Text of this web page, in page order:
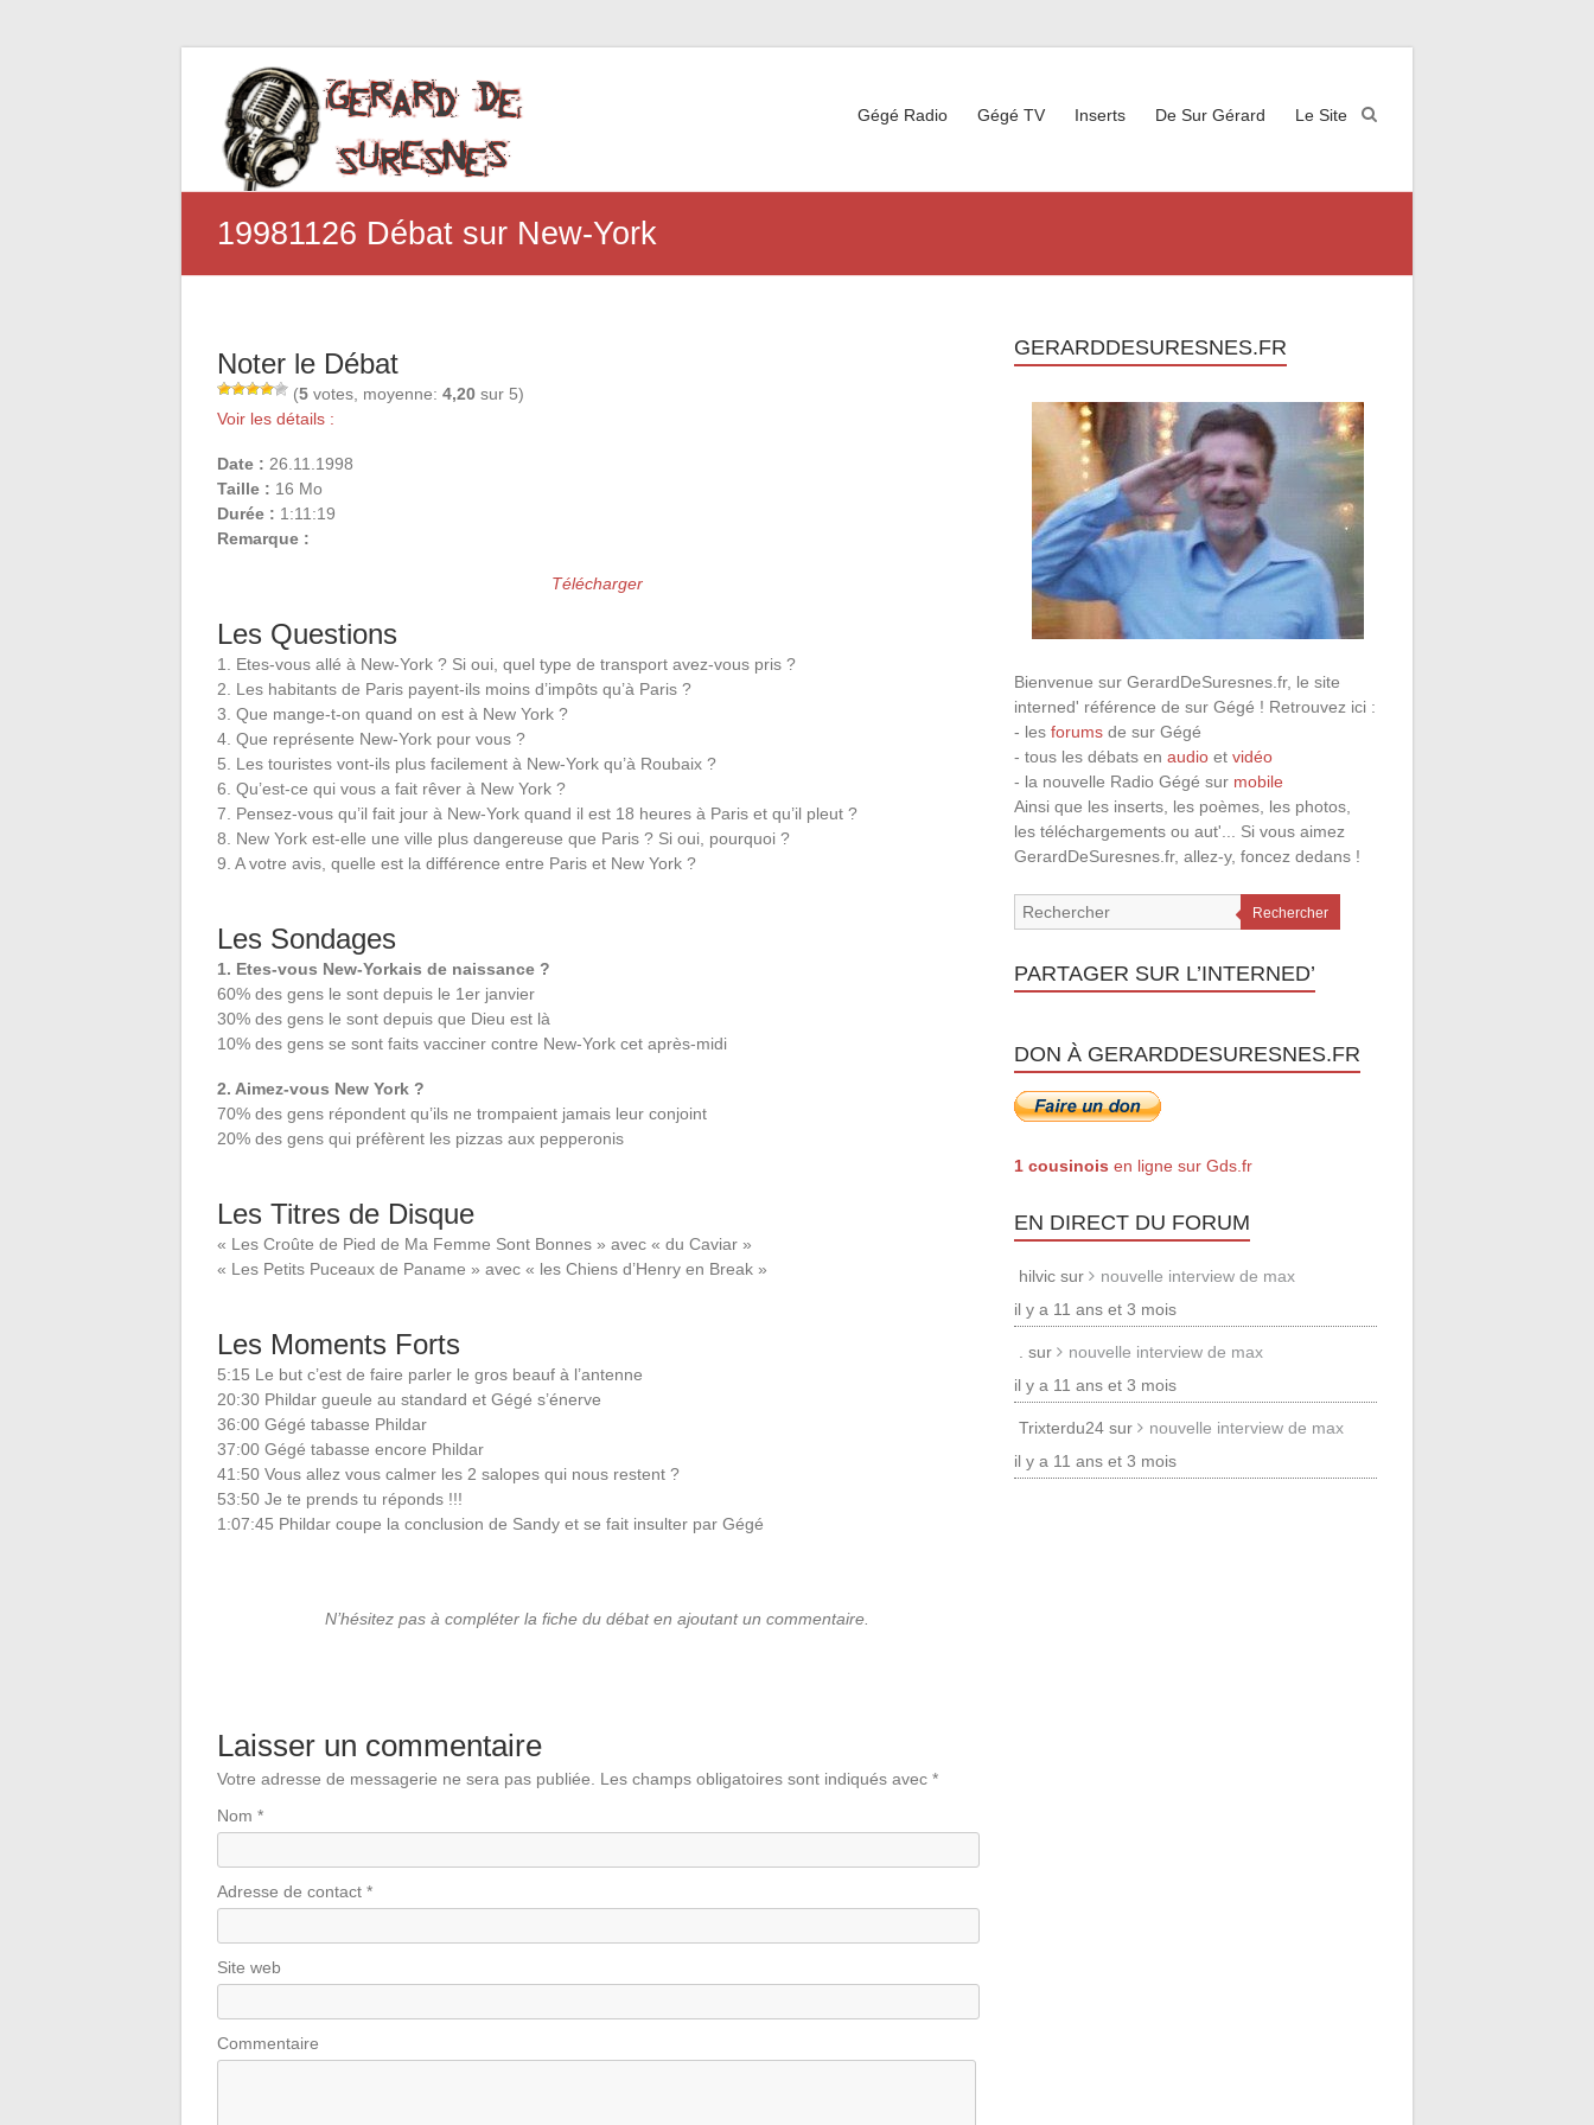
Gégé Radio Gégé TV Inserts De Sur Gérard Le Site
19981126 Débat sur New-York
Noter le Débat
(5 votes, moyenne: 4,20 sur 5)
Voir les détails :
Date : 26.11.1998
Taille : 16 Mo
Durée : 1:11:19
Remarque :
Télécharger
Les Questions
1. Etes-vous allé à New-York ? Si oui, quel type de transport avez-vous pris ?
2. Les habitants de Paris payent-ils moins d’impôts qu’à Paris ?
3. Que mange-t-on quand on est à New York ?
4. Que représente New-York pour vous ?
5. Les touristes vont-ils plus facilement à New-York qu’à Roubaix ?
6. Qu’est-ce qui vous a fait rêver à New York ?
7. Pensez-vous qu’il fait jour à New-York quand il est 18 heures à Paris et qu’il pleut ?
8. New York est-elle une ville plus dangereuse que Paris ? Si oui, pourquoi ?
9. A votre avis, quelle est la différence entre Paris et New York ?
Les Sondages
1. Etes-vous New-Yorkais de naissance ?
60% des gens le sont depuis le 1er janvier
30% des gens le sont depuis que Dieu est là
10% des gens se sont faits vacciner contre New-York cet après-midi
2. Aimez-vous New York ?
70% des gens répondent qu’ils ne trompaient jamais leur conjoint
20% des gens qui préfèrent les pizzas aux pepperonis
Les Titres de Disque
« Les Croûte de Pied de Ma Femme Sont Bonnes » avec « du Caviar »
« Les Petits Puceaux de Paname » avec « les Chiens d’Henry en Break »
Les Moments Forts
5:15 Le but c’est de faire parler le gros beauf à l’antenne
20:30 Phildar gueule au standard et Gégé s’énerve
36:00 Gégé tabasse Phildar
37:00 Gégé tabasse encore Phildar
41:50 Vous allez vous calmer les 2 salopes qui nous restent ?
53:50 Je te prends tu réponds !!!
1:07:45 Phildar coupe la conclusion de Sandy et se fait insulter par Gégé
N’hésitez pas à compléter la fiche du débat en ajoutant un commentaire.
Laisser un commentaire
Votre adresse de messagerie ne sera pas publiée. Les champs obligatoires sont indiqués avec *
Nom *
Adresse de contact *
Site web
Commentaire
GERARDDESURESNES.FR
Bienvenue sur GerardDeSuresnes.fr, le site
interned' référence de sur Gégé ! Retrouvez ici :
- lesforums de sur Gégé
- tous les débats enaudio etvidéo
- la nouvelle Radio Gégé sur mobile
Ainsi que les inserts, les poèmes, les photos,
les téléchargements ou aut'... Si vous aimez
GerardDeSuresnes.fr, allez-y, foncez dedans !
Rechercher
PARTAGER SUR L’INTERNED’
DON À GERARDDESURESNES.FR
1 cousinois en ligne sur Gds.fr
EN DIRECT DU FORUM
hilvic sur
nouvelle interview de max
il y a 11 ans et 3 mois
. sur
nouvelle interview de max
il y a 11 ans et 3 mois
Trixterdu24 sur
nouvelle interview de max
il y a 11 ans et 3 mois